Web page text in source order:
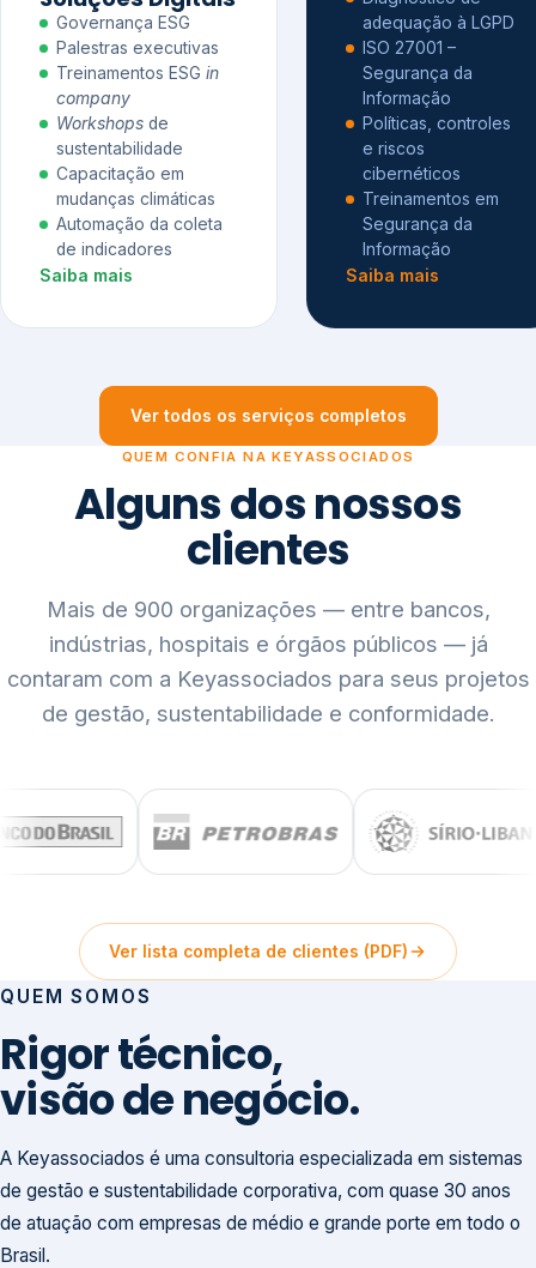
Governança ESG
Palestras executivas
Treinamentos ESG in
company
Workshops de
sustentabilidade
Capacitação em
mudanças climáticas
Automação da coleta
de indicadores
Saiba mais
adequação à LGPD
ISO 27001 –
Segurança da
Informação
Políticas, controles
e riscos
cibernéticos
Treinamentos em
Segurança da
Informação
Saiba mais
Ver todos os serviços completos
QUEM CONFIA NA KEYASSOCIADOS
Alguns dos nossos
clientes
Mais de 900 organizações — entre bancos,
indústrias, hospitais e órgãos públicos — já
contaram com a Keyassociados para seus projetos
de gestão, sustentabilidade e conformidade.
Ver lista completa de clientes (PDF)
QUEM SOMOS
Rigor técnico,
visão de negócio.
A Keyassociados é uma consultoria especializada em sistemas
de gestão e sustentabilidade corporativa, com quase 30 anos
de atuação com empresas de médio e grande porte em todo o
Brasil.